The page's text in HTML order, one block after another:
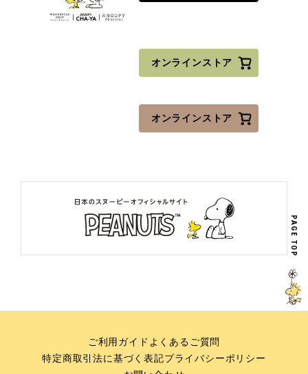
オンラインストア
オンラインストア
PAGE TOP
ご利用ガイド よくあるご質問
特定商取引法に基づく表記プライバシーポリシー